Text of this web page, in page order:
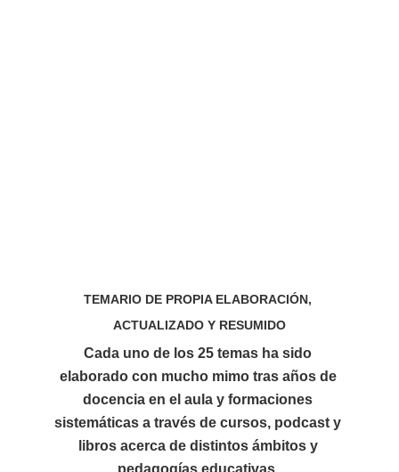
TEMARIO DE PROPIA ELABORACIÓN,
ACTUALIZADO Y RESUMIDO
Cada uno de los 25 temas ha sido
elaborado con mucho mimo tras años de
docencia en el aula y formaciones
sistemáticas a través de cursos, podcast y
libros acerca de distintos ámbitos y
pedagogías educativas.